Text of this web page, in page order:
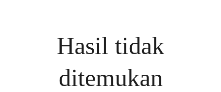
Hasil tidak
ditemukan